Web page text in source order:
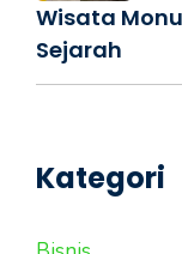
Wisata
Sejarah
Kategori